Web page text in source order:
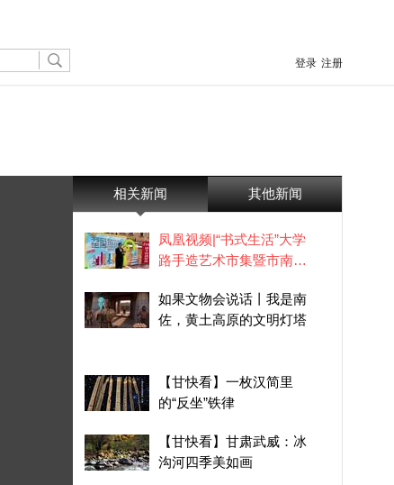
登录 注册
甘快看】青春华章 丝
逐光·AIGC视频丨丝路
如果文物会说话丨我是南
佐，黄土高原的文明灯塔
相关新闻 其他新闻
凤凰视频|“书式生活”大学
路手造艺术市集暨市南区
办
如果文物会说话丨我是南
佐，黄土高原的文明灯塔
【甘快看】一枚汉简里
的“反坐”铁律
【甘快看】甘肃武威：冰
沟河四季美如画